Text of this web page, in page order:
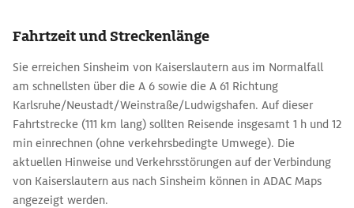
Fahrtzeit und Streckenlänge
Sie erreichen Sinsheim von Kaiserslautern aus im Normalfall
am schnellsten über die A 6 sowie die A 61 Richtung
Karlsruhe/Neustadt/Weinstraße/Ludwigshafen. Auf dieser
Fahrtstrecke (111 km lang) sollten Reisende insgesamt 1 h und 12
min einrechnen (ohne verkehrsbedingte Umwege). Die
aktuellen Hinweise und Verkehrsstörungen auf der Verbindung
von Kaiserslautern aus nach Sinsheim können in ADAC Maps
angezeigt werden.